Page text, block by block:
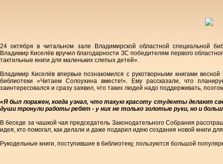
24 октября в читальном зале Владимирской областной специальной
Владимир Киселёв вручил благодарности ЗС победителям первого
тактильные книги для маленьких слепых детей».
Владимир Киселёв впервые познакомился с рукотворными книгами
библиотеки «Читаем Солоухина вместе!». Ему рассказали, что
заинтересовался и сразу заявил, что таких людей надо поддерживать,
«Я был поражен, когда узнал, что такую красоту студенты делают
души тронули работы ребят - у них не только золотые руки, но и
В беседе за чашкой чая председатель Законодательного Собрания
идея, кто помогал, как делали и даже подарил идею создания новой книги
Рукодельные книги, поступившие в библиотеку, пользуются большой